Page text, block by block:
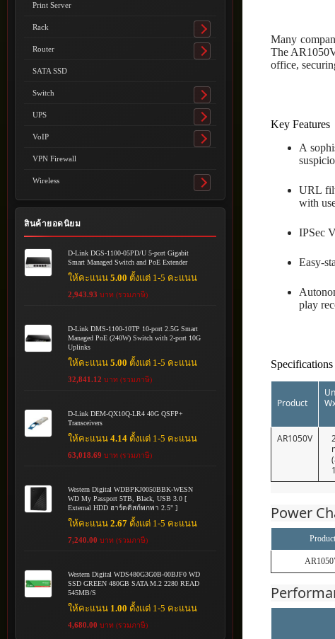
Many
The
office,
Key Features
A
URL
with
IPSec
Easy-
play
Specifications
Product
AR1050V
Power
Product
Print Server
Rack
Toggle
submenu
Router
Toggle
SATA SSD
Switch
Toggle
submenu
UPS
Toggle
submenu
VoIP
Toggle
VPN Firewall
Wireless
Toggle
submenu
สินค้ายอดนิยม
D-Link DGS-1100-05PD/U 5-port Gigabit
Smart Managed Switch and PoE Extender
ให้คะแนน5.00 ตั้งแต่ 1-5 คะแนน
2,943.93 บาท (รวมภาษี)
D-Link DMS-1100-10TP 10-port 2.5G Smart
Managed PoE (240W) Switch with 2-port 10G
Uplinks
ให้คะแนน5.00 ตั้งแต่ 1-5 คะแนน
32,841.12 บาท (รวมภาษี)
D-Link DEM-QX10Q-LR4 40G QSFP+
Transceivers
ให้คะแนน4.14 ตั้งแต่ 1-5 คะแนน
63,018.69 บาท (รวมภาษี)
Western Digital WDBPKJ0050BBK-WESN
WD My Passport 5TB, Black, USB 3.0 [
External HDD ฮาร์ดดิสก์พกพา 2.5" ]
ให้คะแนน2.67 ตั้งแต่ 1-5 คะแนน
7,240.00 บาท (รวมภาษี)
Western Digital WDS480G3G0B-00BJF0 WD
SSD GREEN 480GB SATA M.2 2280 READ
545MB/S
ให้คะแนน 1.00 ตั้งแต่ 1-5 คะแนน
4,680.00 บาท (รวมภาษี)